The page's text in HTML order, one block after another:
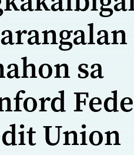
sa
Union